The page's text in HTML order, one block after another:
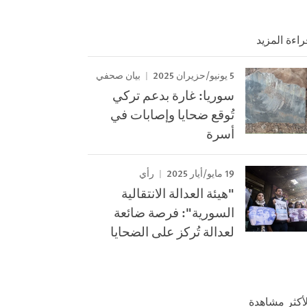
المزيد
5 يونيو/حزيران 2025 بيان صحفي
سوريا: غارة بدعم تركي
تُوقع ضحايا وإصابات في
أسرة
19 مايو/أيار 2025 رأي
"هيئة العدالة الانتقالية
السورية": فرصة ضائعة
لعدالة تُركز على الضحايا
مشاهدة